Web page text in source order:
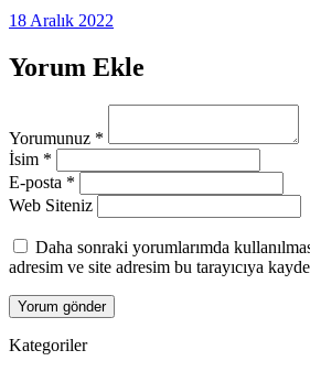
18 Aralık 2022
Yorum Ekle
Yorumunuz *
İsim *
E-posta *
Web Siteniz
Daha sonraki yorumlarımda
adresim ve site adresim bu tarayıcıya
Kategoriler